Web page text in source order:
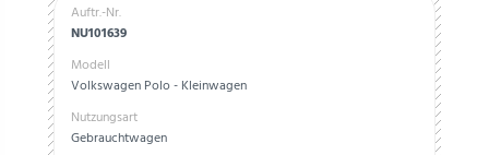
Auftr.-Nr.
NU101639
Modell
Volkswagen Polo - Kleinwagen
Nutzungsart
Gebrauchtwagen